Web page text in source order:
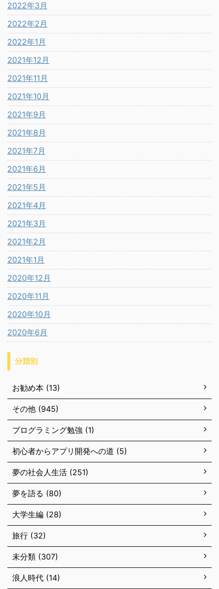
2022年3月
2022年2月
2022年1月
2021年12月
2021年11月
2021年10月
2021年9月
2021年8月
2021年7月
2021年6月
2021年5月
2021年4月
2021年3月
2021年2月
2021年1月
2020年12月
2020年11月
2020年10月
2020年6月
分類別
お勧め本 (13)
その他 (945)
プログラミング勉強 (1)
初心者からアプリ開発への道 (5)
夢の社会人生活 (251)
夢を語る (80)
大学生編 (28)
旅行 (32)
未分類 (307)
浪人時代 (14)